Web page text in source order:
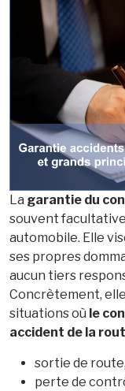
La garantie du
souvent
automobile. Elle
ses propres
aucun tiers
Concrètement,
situations où le
accident de la
sortie de route,
perte de